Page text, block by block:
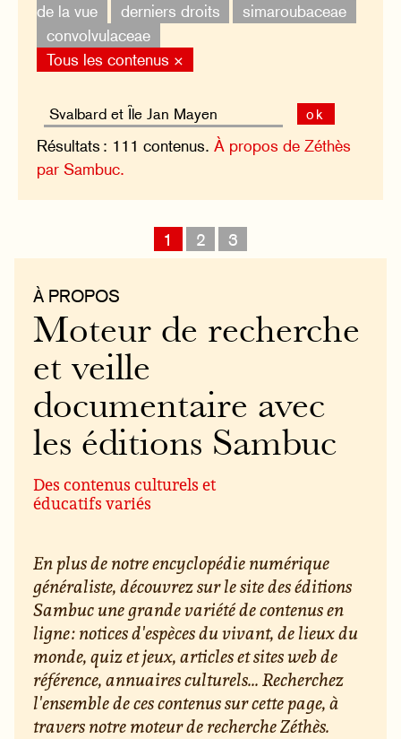
de la vue
derniers droits
simaroubaceae
convolvulaceae
Tous les contenus ×
ok
Résultats : 111 contenus.À propos de Zéthès
par Sambuc.
1 2 3
À PROPOS
Moteur de recherche
et veille
documentaire avec
les éditions Sambuc
Des contenus culturels et
éducatifs variés
En plus de notre encyclopédie numérique
généraliste, découvrez sur le site des éditions
Sambuc une grande variété de contenus en
ligne : notices d'espèces du vivant, de lieux du
monde, quiz et jeux, articles et sites web de
référence, annuaires culturels... Recherchez
l'ensemble de ces contenus sur cette page, à
travers notre moteur de recherche Zéthès.